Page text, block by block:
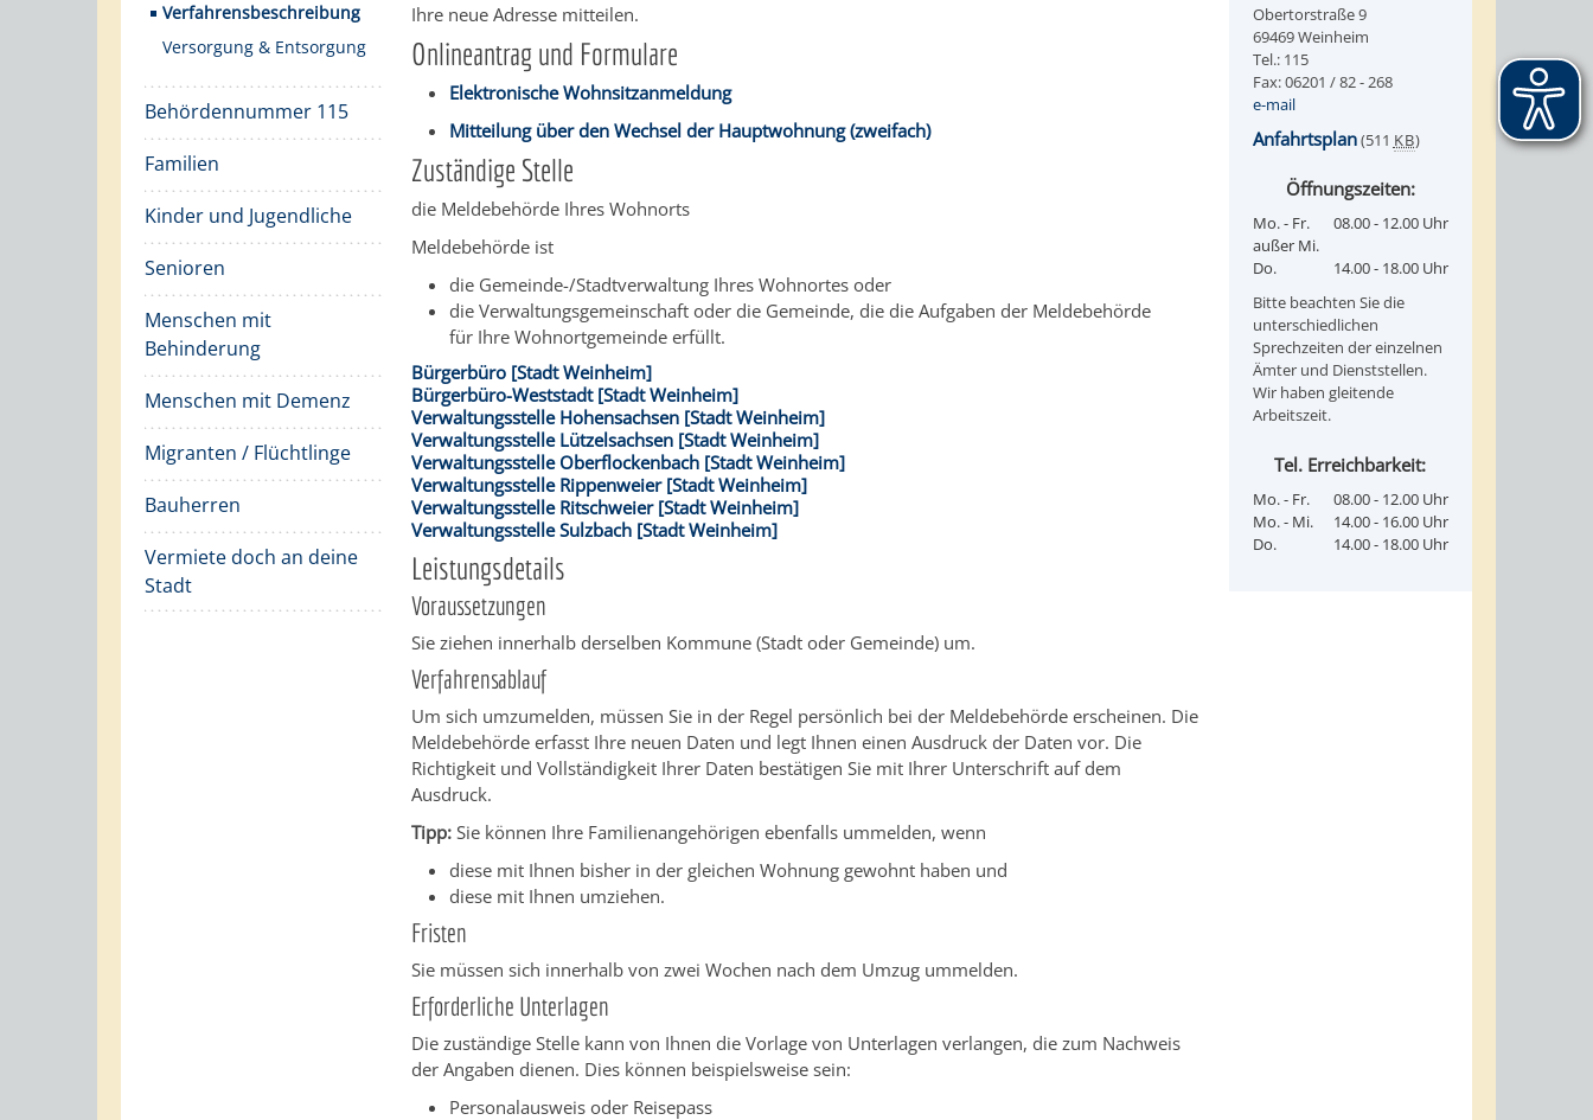
Verfahrensbeschreibung
Versorgung & Entsorgung
Behördennummer 115
Familien
Kinder und Jugendliche
Senioren
Menschen mit
Behinderung
Menschen mit Demenz
Migranten / Flüchtlinge
Bauherren
Vermiete doch an deine
Stadt
Ihre neue Adresse mitteilen.
Onlineantrag und Formulare
Elektronische Wohnsitzanmeldung
Mitteilung über den Wechsel der Hauptwohnung (zweifach)
Zuständige Stelle
die Meldebehörde Ihres Wohnorts
Meldebehörde ist
die Gemeinde-/Stadtverwaltung Ihres Wohnortes oder
die Verwaltungsgemeinschaft oder die Gemeinde, die die Aufgaben der Meldebehörde
für Ihre Wohnortgemeinde erfüllt.
Bürgerbüro [Stadt Weinheim]
Bürgerbüro-Weststadt [Stadt Weinheim]
Verwaltungsstelle Hohensachsen [Stadt Weinheim]
Verwaltungsstelle Lützelsachsen [Stadt Weinheim]
Verwaltungsstelle Oberflockenbach [Stadt Weinheim]
Verwaltungsstelle Rippenweier [Stadt Weinheim]
Verwaltungsstelle Ritschweier [Stadt Weinheim]
Verwaltungsstelle Sulzbach [Stadt Weinheim]
Leistungsdetails
Voraussetzungen
Sie ziehen innerhalb derselben Kommune (Stadt oder Gemeinde) um.
Verfahrensablauf
Um sich umzumelden, müssen Sie in der Regel persönlich bei der Meldebehörde erscheinen. Die
Meldebehörde erfasst Ihre neuen Daten und legt Ihnen einen Ausdruck der Daten vor. Die
Richtigkeit und Vollständigkeit Ihrer Daten bestätigen Sie mit Ihrer Unterschrift auf dem
Ausdruck.
Tipp:Sie können Ihre Familienangehörigen ebenfalls ummelden, wenn
diese mit Ihnen bisher in der gleichen Wohnung gewohnt haben und
diese mit Ihnen umziehen.
Fristen
Sie müssen sich innerhalb von zwei Wochen nach dem Umzug ummelden.
Erforderliche Unterlagen
Die zuständige Stelle kann von Ihnen die Vorlage von Unterlagen verlangen, die zum Nachweis
der Angaben dienen. Dies können beispielsweise sein:
Personalausweis oder Reisepass
Obertorstraße 9
69469 Weinheim
Tel.: 115
Fax: 06201 / 82 - 268
e-mail
Anfahrtsplan(511 KB)
Öffnungszeiten:
Mo. - Fr.
außer Mi.
08.00 - 12.00 Uhr
Do.
14.00 - 18.00 Uhr
Bitte beachten Sie die
unterschiedlichen
Sprechzeiten der einzelnen
Ämter und Dienststellen.
Wir haben gleitende
Arbeitszeit.
Tel. Erreichbarkeit:
Mo. - Fr.
08.00 - 12.00 Uhr
Mo. - Mi.
14.00 - 16.00 Uhr
Do.
14.00 - 18.00 Uhr